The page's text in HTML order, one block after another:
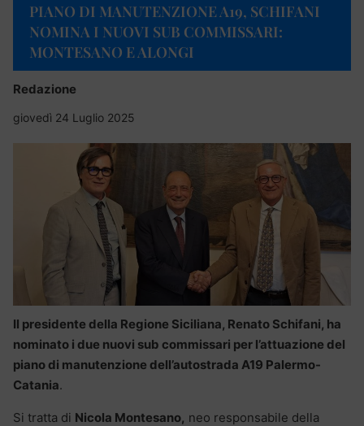
PIANO DI MANUTENZIONE A19, SCHIFANI
NOMINA I NUOVI SUB COMMISSARI:
MONTESANO E ALONGI
Redazione
giovedì 24 Luglio 2025
Il presidente della Regione Siciliana, Renato Schifani, ha
nominato i due nuovi sub commissari per l’attuazione del
piano di manutenzione dell’autostrada A19 Palermo-
Catania.
Si tratta di Nicola Montesano, neo responsabile della